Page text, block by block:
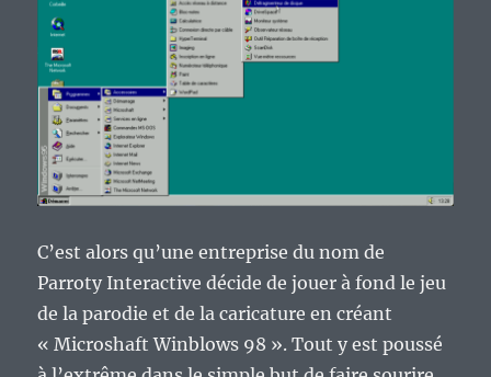
C’est alors qu’une entreprise du nom de
Parroty Interactive décide de jouer à fond le jeu
de la parodie et de la caricature en créant
« Microshaft Winblows 98 ». Tout y est poussé